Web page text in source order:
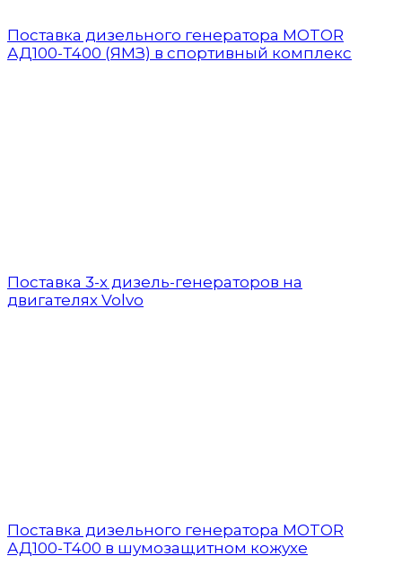
Поставка дизельного генератора MOTOR
АД100-Т400 (ЯМЗ) в спортивный комплекс
Поставка 3-х дизель-генераторов на
двигателях Volvo
Поставка дизельного генератора MOTOR
АД100-Т400 в шумозащитном кожухе